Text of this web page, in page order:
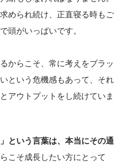
められ続け、正直寝る時もご
頭がいっぱいです。
からこそ、常に考えをブラッ
という危機感もあって、それ
アウトプットをし続けていま
という言葉は、本当にその通
こそ成長したい方にとって